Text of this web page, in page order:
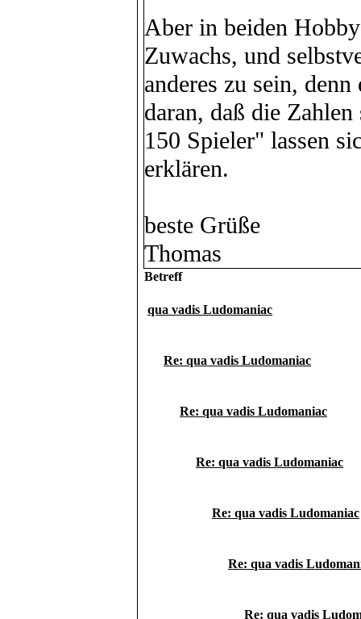
Aber in beiden
Zuwachs, und
anderes zu sein,
daran, daß die
150 Spieler" lassen
erklären.
beste Grüße
Thomas
Betreff
qua vadis Ludomaniac
Re: qua vadis Ludomaniac
Re: qua vadis Ludomaniac
Re: qua vadis Ludomaniac
Re: qua vadis Ludomaniac
Re: qua vadis
Re: qua vadis